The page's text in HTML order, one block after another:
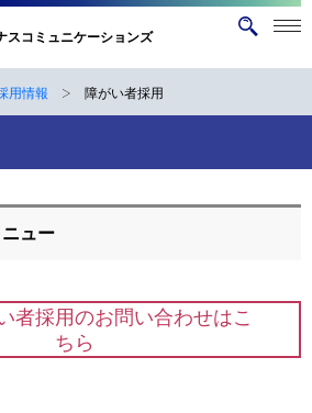
スコミュニケーションズ
イ
内
索
メニ
を開
用情報 障がい者採用
ュー
者採用のお問い合わせはこ
ちら